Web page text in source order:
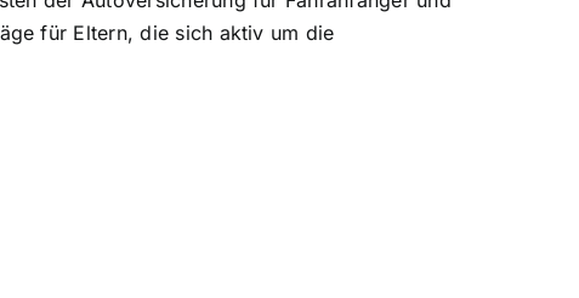
für Eltern, die sich aktiv um die